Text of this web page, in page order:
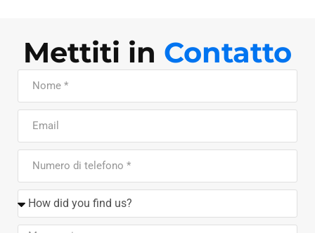
Mettiti in Contatto